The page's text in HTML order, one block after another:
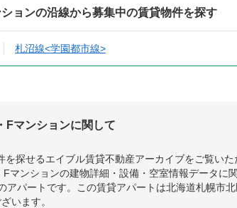
ョンの沿線から募集中の賃貸物件を探す
札沼線<学園都市線>
Fマンションに関して
を探せるエイブル賃貸不動産アーカイブをご覧いた
Fマンションの建物詳細・設備・空室情報データ
アパートです。この賃貸アパートは北海道札幌市
います。